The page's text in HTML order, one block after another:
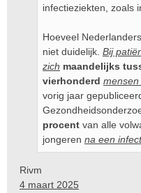
infectieziekten, zoals
Hoeveel
niet duidelijk. Bij
zich maandelijks
vierhonderd mensen
vorig jaar
procent van alle
jongeren na een
Rivm
4 maart 2025